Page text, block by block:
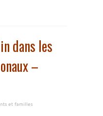
dans les
–
et familles